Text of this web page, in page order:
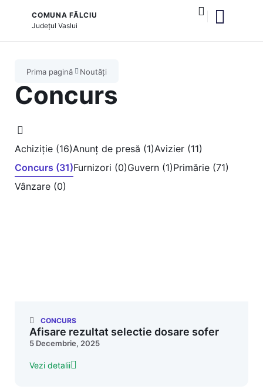
COMUNA FĂLCIU
JudețulVaslui
Prima pagină Noutăți
Concurs
Achiziție (16)Anunț de presă (1)Avizier (11)
Concurs (31)Furnizori (0)Guvern (1)Primărie (71)
Vânzare (0)
CONCURS
Afisare rezultat selectie dosare sofer
5 Decembrie, 2025
Vezi detalii